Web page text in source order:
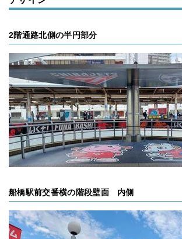
2階通路北側の半円部分
船橋駅前交番横の階段壁面 内側